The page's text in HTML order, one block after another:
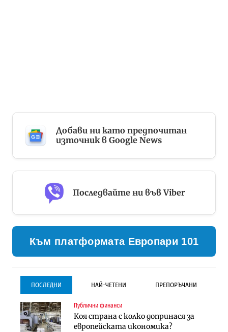
Добави ни като предпочитан
източник в Google News
Последвайте ни във Viber
Към платформата Европари 101
ПОСЛЕДНИ НАЙ-ЧЕТЕНИ ПРЕПОРЪЧАНИ
Публични финанси
Коя страна с колко допринася за
европейската икономика?
Инфраструктура
Проектирането на тунела под
Петрохан ще върви паралелно с
Инфраструктура
Проектирането на тунела под
Петрохан ще върви паралелно с